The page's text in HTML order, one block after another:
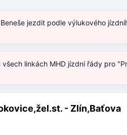
jezdit podle výlukového
linkách MHD jízdní řády pro
- Zlín,Baťova